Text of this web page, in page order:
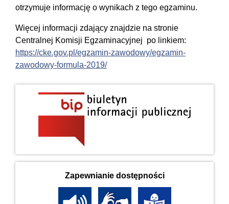
otrzymuje informację o wynikach z tego egzaminu.
Więcej informacji zdający znajdzie na stronie
Centralnej Komisji Egzaminacyjnej po linkiem:
https://cke.gov.pl/egzamin-zawodowy/egzamin-
zawodowy-formula-2019/
Zapewnianie dostępności